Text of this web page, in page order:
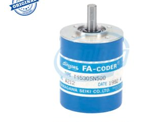
Nút nhấn
Chưa có sản phẩm trong giỏ hàng.